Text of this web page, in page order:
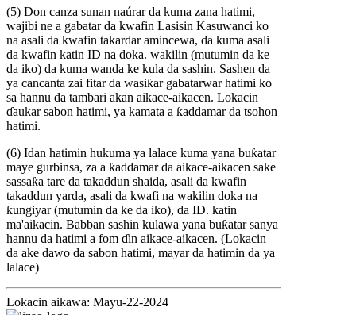
(5) Don canza sunan naúrar da kuma zana hatimi,
wajibi ne a gabatar da kwafin Lasisin Kasuwanci ko
na asali da kwafin takardar amincewa, da kuma asali
da kwafin katin ID na doka. wakilin (mutumin da ke
da iko) da kuma wanda ke kula da sashin. Sashen da
ya cancanta zai fitar da wasiƙar gabatarwar hatimi ko
sa hannu da tambari akan aikace-aikacen. Lokacin
ɗaukar sabon hatimi, ya kamata a ƙaddamar da tsohon
hatimi.
(6) Idan hatimin hukuma ya lalace kuma yana buƙatar
maye gurbinsa, za a ƙaddamar da aikace-aikacen sake
sassaƙa tare da takaddun shaida, asali da kwafin
takaddun yarda, asali da kwafi na wakilin doka na
ƙungiyar (mutumin da ke da iko), da ID. katin
ma'aikacin. Babban sashin kulawa yana buƙatar sanya
hannu da hatimi a fom ɗin aikace-aikacen. (Lokacin
da ake dawo da sabon hatimi, mayar da hatimin da ya
lalace)
Lokacin aikawa: Mayu-22-2024